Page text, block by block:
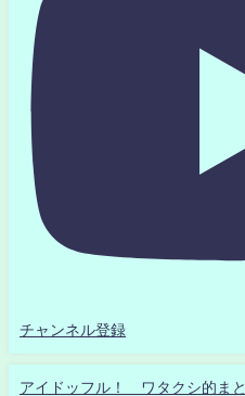
チャンネル登録
アイドッフル！ ワタクシ的ま